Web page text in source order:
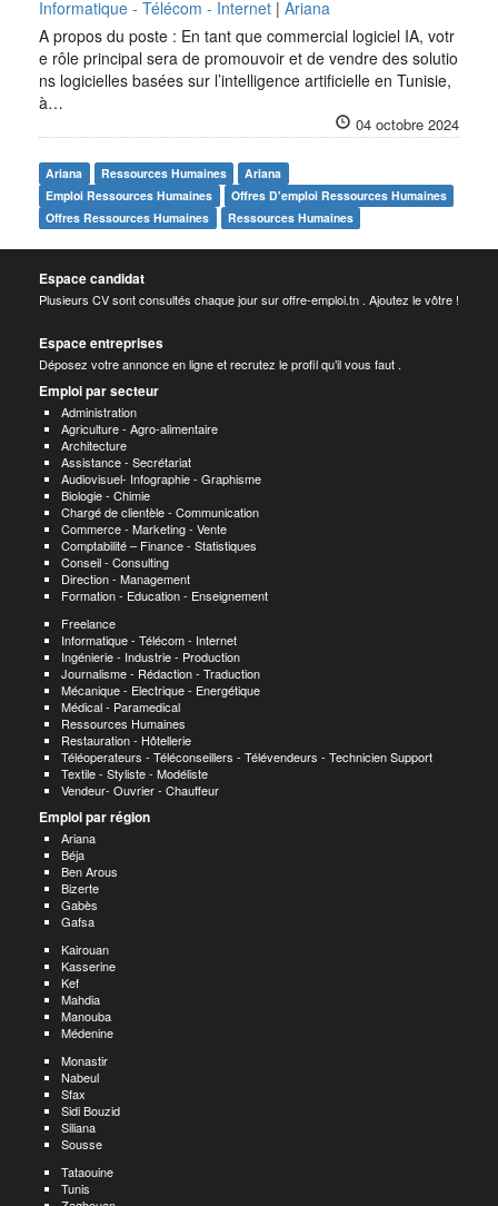
Informatique - Télécom - Internet | Ariana
A propos du poste : En tant que commercial logiciel IA, votr
e rôle principal sera de promouvoir et de vendre des solutio
ns logicielles basées sur l’intelligence artificielle en Tunisie,
à…
04 octobre 2024
Ariana Ressources Humaines
Ariana
Emploi Ressources Humaines
Offres D'emploi Ressources Humaines
Offres Ressources Humaines
Ressources Humaines
Espace candidat
Plusieurs CV sont consultés chaque jour sur offre-emploi.tn . Ajoutez le vôtre !
Espace entreprises
Déposez votre annonce en ligne et recrutez le profil qu’il vous faut .
Emploi par secteur
Administration
Agriculture - Agro-alimentaire
Architecture
Assistance - Secrétariat
Audiovisuel- Infographie - Graphisme
Biologie - Chimie
Chargé de clientèle - Communication
Commerce - Marketing - Vente
Comptabilité – Finance - Statistiques
Conseil - Consulting
Direction - Management
Formation - Education - Enseignement
Freelance
Informatique - Télécom - Internet
Ingénierie - Industrie - Production
Journalisme - Rédaction - Traduction
Mécanique - Electrique - Energétique
Médical - Paramedical
Ressources Humaines
Restauration - Hôtellerie
Téléoperateurs - Téléconseillers - Télévendeurs - Technicien Support
Textile - Styliste - Modéliste
Vendeur- Ouvrier - Chauffeur
Emploi par région
Ariana
Béja
Ben Arous
Bizerte
Gabès
Gafsa
Kairouan
Kasserine
Kef
Mahdia
Manouba
Médenine
Monastir
Nabeul
Sfax
Sidi Bouzid
Siliana
Sousse
Tataouine
Tunis